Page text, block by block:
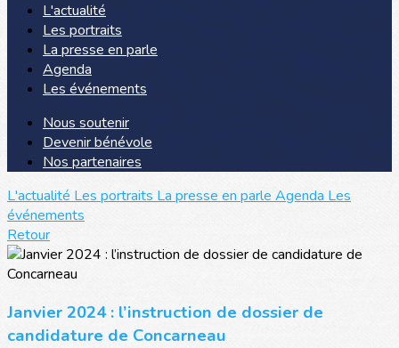
L'actualité
Les portraits
La presse en parle
Agenda
Les événements
Nous soutenir
Devenir bénévole
Nos partenaires
L'actualité Les portraits La presse en parle Agenda Les
événements
Retour
Janvier 2024 : l’instruction de dossier de
candidature de Concarneau